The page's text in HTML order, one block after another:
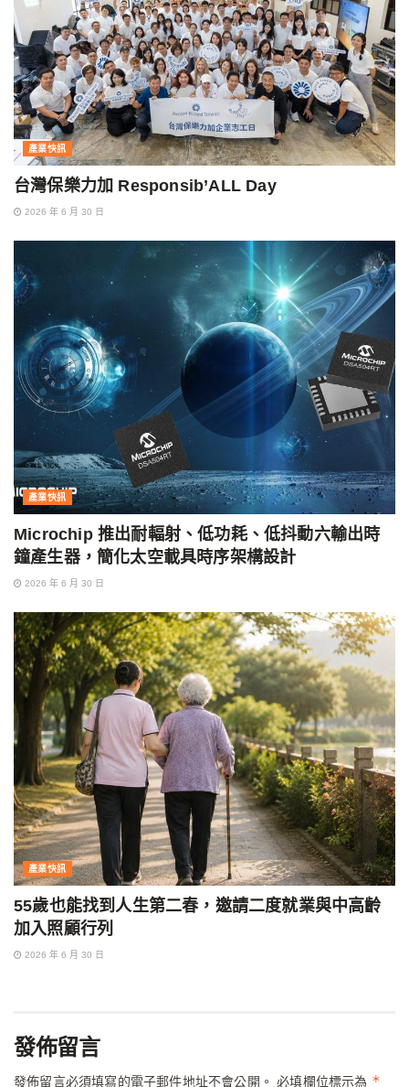
產業快訊
台灣保樂力加 Responsib’ALL Day
2026 年 6 月 30 日
產業快訊
Microchip 推出耐輻射、低功耗、低抖動六輸出時
鐘產生器，簡化太空載具時序架構設計
2026 年 6 月 30 日
產業快訊
55歲也能找到人生第二春，邀請二度就業與中高齡
加入照顧行列
2026 年 6 月 30 日
發佈留言
發佈留言必須填寫的電子郵件地址不會公開。 必填欄位標示為 *